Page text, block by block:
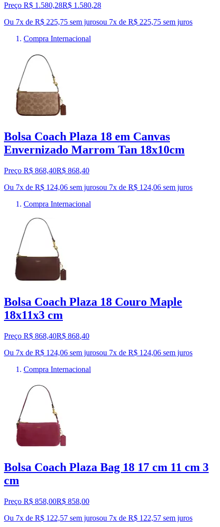
Preço R$ 1.580,28R$ 1.580,28
Ou 7x de R$ 225,75 sem jurosou 7x de R$ 225,75 sem juros
Compra Internacional
Bolsa Coach Plaza 18 em Canvas
Envernizado Marrom Tan 18x10cm
Preço R$ 868,40R$ 868,40
Ou 7x de R$ 124,06 sem jurosou 7x de R$ 124,06 sem juros
Compra Internacional
Bolsa Coach Plaza 18 Couro Maple
18x11x3 cm
Preço R$ 868,40R$ 868,40
Ou 7x de R$ 124,06 sem jurosou 7x de R$ 124,06 sem juros
Compra Internacional
Bolsa Coach Plaza Bag 18 17 cm 11 cm 3
cm
Preço R$ 858,00R$ 858,00
Ou 7x de R$ 122,57 sem jurosou 7x de R$ 122,57 sem juros